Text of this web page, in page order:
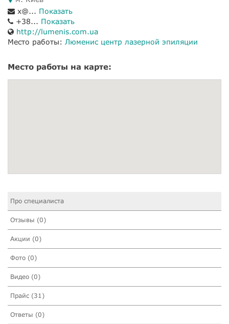
x@... Показать
+38... Показать
http://lumenis.com.ua
Место работы: Люменис центр лазерной эпиляции
Место работы на карте:
Про специалиста
Отзывы (0)
Акции (0)
Фото (0)
Видео (0)
Прайс (31)
Ответы (0)